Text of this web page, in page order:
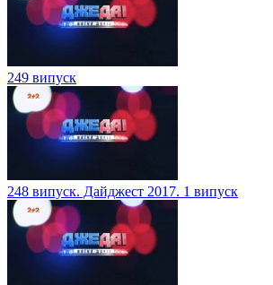
249 випуск
248 випуск. Дайджест 2017. 1 випуск